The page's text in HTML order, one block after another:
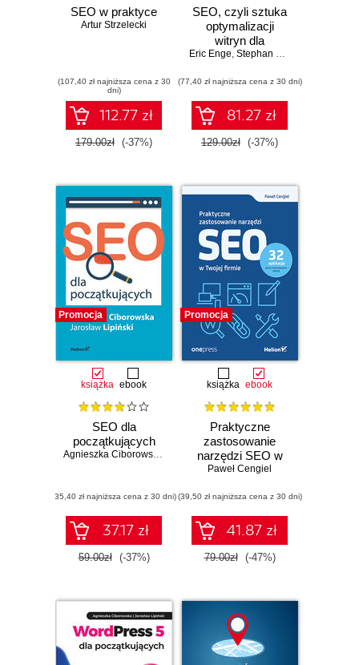
SEO w praktyce
Artur Strzelecki
(107,40 zł najniższa cena z 30
dni)
112.77 zł
179.00zł (-37%)
SEO, czyli sztuka
optymalizacji
witryn dla
wyszukiwarek.
Eric Enge, Stephan Spencer
(77,40 zł najniższa cena z 30 dni)
81.27 zł
129.00zł (-37%)
Promocja
książka ebook
SEO dla
początkujących
Agnieszka Ciborowska Jarosław Lipiński
(35,40 zł najniższa cena z 30 dni)
37.17 zł
59.00zł (-37%)
Promocja
książka ebook
Praktyczne
zastosowanie
narzędzi SEO w
Twojej firmie
Paweł Cengiel
(39,50 zł najniższa cena z 30 dni)
41.87 zł
79.00zł (-47%)